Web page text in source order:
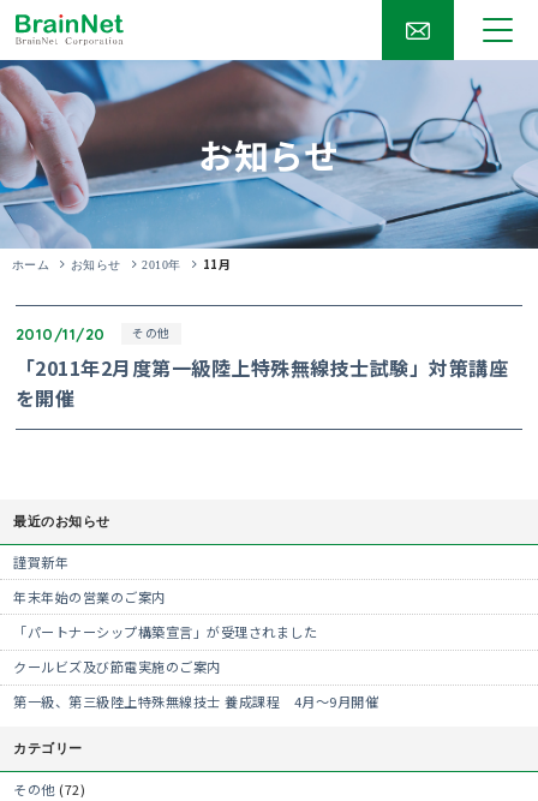
お知らせ
ホーム お知らせ 2010年 11月
2010/11/20 その他
「2011年2月度第一級陸上特殊無線技士試験」対策講座
を開催
最近のお知らせ
謹賀新年
年末年始の営業のご案内
「パートナーシップ構築宣言」が受理されました
クールビズ及び節電実施のご案内
第一級、第三級陸上特殊無線技士 養成課程 4月～9月開催
カテゴリー
その他 (72)